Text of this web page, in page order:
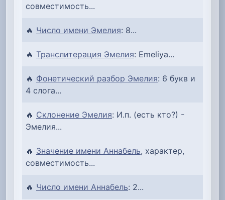
совместимость...
🔥 Число имени Эмелия: 8...
🔥 Транслитерация Эмелия: Emeliya...
🔥 Фонетический разбор Эмелия: 6 букв и
4 слога...
🔥 Склонение Эмелия: И.п. (есть кто?) -
Эмелия...
🔥 Значение имени Аннабель, характер,
совместимость...
🔥 Число имени Аннабель: 2...